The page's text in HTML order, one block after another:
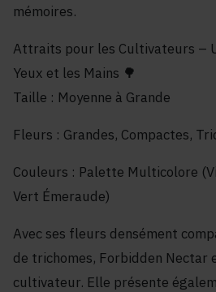
mémoires.
Attraits pour les Cultivateurs –
Yeux et les Mains 🌳
Taille : Moyenne à Grande
Fleurs : Grandes, Compactes,
Couleurs : Palette Multicolore
Vert Émeraude)
Avec ses fleurs densément
de trichomes, Forbidden Nectar
cultivateur. Elle présente